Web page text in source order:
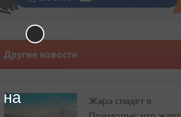
Другие новости
Жара спадет в